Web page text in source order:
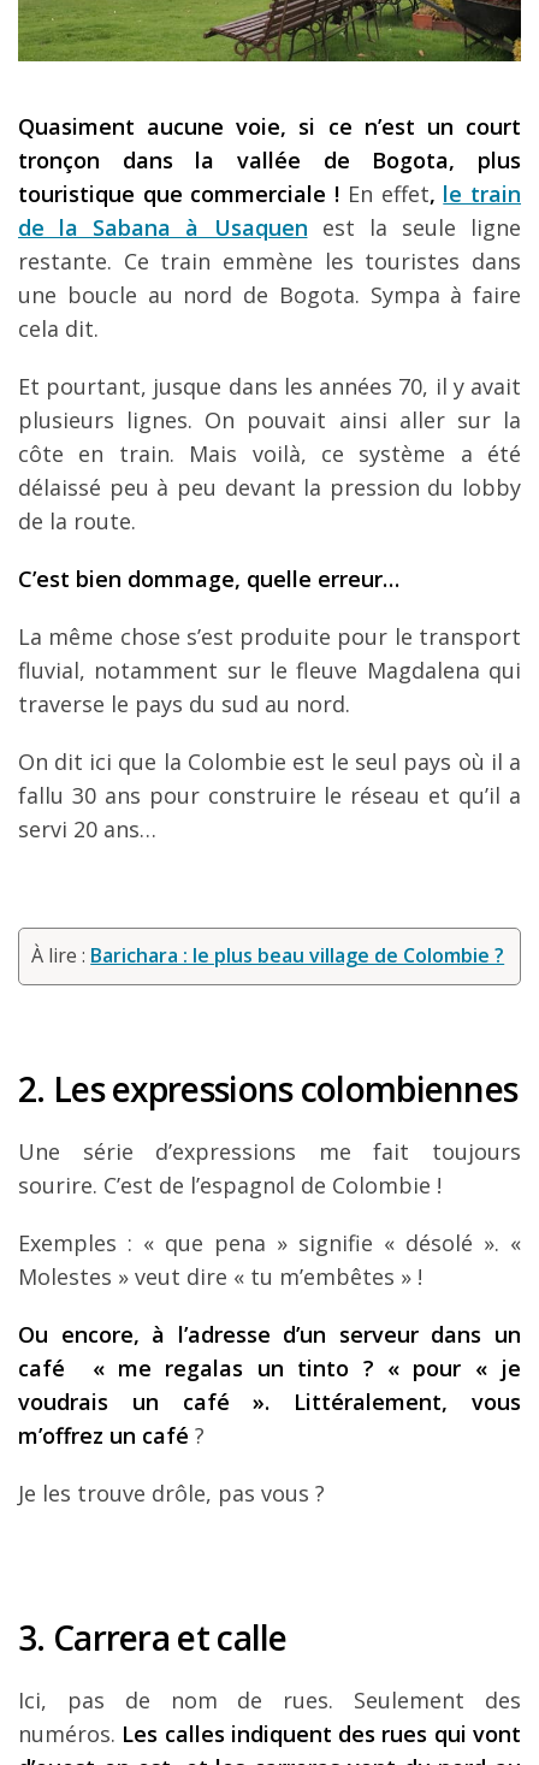
Quasiment aucune voie, si ce n’est un court
tronçon dans la vallée de Bogota, plus
touristique que commerciale ! En effet, le train
de la Sabana à Usaquen est la seule ligne
restante. Ce train emmène les touristes dans
une boucle au nord de Bogota. Sympa à faire
cela dit.
Et pourtant, jusque dans les années 70, il y avait
plusieurs lignes. On pouvait ainsi aller sur la
côte en train. Mais voilà, ce système a été
délaissé peu à peu devant la pression du lobby
de la route.
C’est bien dommage, quelle erreur…
La même chose s’est produite pour le transport
fluvial, notamment sur le fleuve Magdalena qui
traverse le pays du sud au nord.
On dit ici que la Colombie est le seul pays où il a
fallu 30 ans pour construire le réseau et qu’il a
servi 20 ans…
À lire : Barichara : le plus beau village de Colombie ?
2. Les expressions colombiennes
Une série d’expressions me fait toujours
sourire. C’est de l’espagnol de Colombie !
Exemples : « que pena » signifie « désolé ». «
Molestes » veut dire « tu m’embêtes » !
Ou encore, à l’adresse d’un serveur dans un
café « me regalas un tinto ? « pour « je
voudrais un café ». Littéralement, vous
m’offrez un café ?
Je les trouve drôle, pas vous ?
3. Carrera et calle
Ici, pas de nom de rues. Seulement des
numéros. Les calles indiquent des rues qui vont